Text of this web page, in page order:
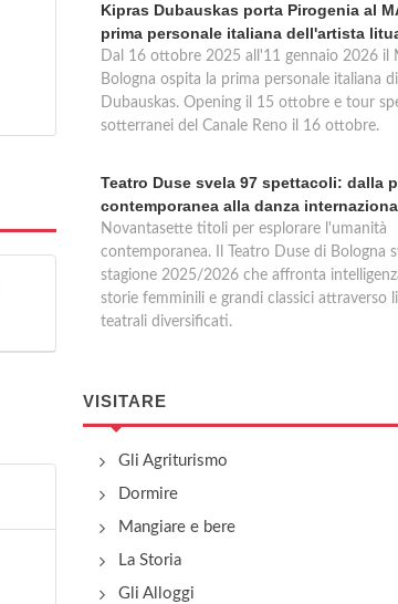
Kipras Dubauskas porta Pirogenia al
prima personale italiana dell'artista
Dal 16 ottobre 2025 all'11 gennaio 2026 il
Bologna ospita la prima personale italiana
Dubauskas. Opening il 15 ottobre e tour
sotterranei del Canale Reno il 16 ottobre.
Teatro Duse svela 97 spettacoli: dalla
contemporanea alla danza
Novantasette titoli per esplorare l'umanità
contemporanea. Il Teatro Duse di Bologna
stagione 2025/2026 che affronta
storie femminili e grandi classici attraverso
teatrali diversificati.
VISITARE
Gli Agriturismo
Dormire
Mangiare e bere
La Storia
Gli Alloggi